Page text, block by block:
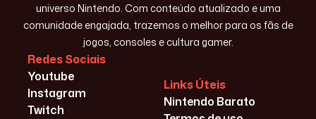
universo Nintendo. Com conteúdo atualizado e uma
comunidade engajada, trazemos o melhor para os fãs de
jogos, consoles e cultura gamer.
Redes Sociais
Youtube
Instagram
Twitch
Links Úteis
Nintendo Barato